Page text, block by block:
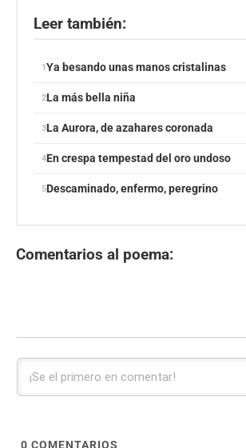
Leer también:
Ya besando unas manos cristalinas
La más bella niña
La Aurora, de azahares coronada
En crespa tempestad del oro undoso
Descaminado, enfermo, peregrino
Comentarios al poema:
0 COMENTARIOS